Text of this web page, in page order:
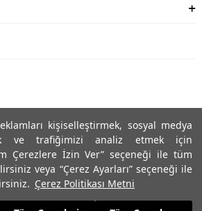
kişiselleştirmek, sosyal medya
ve trafiğimizi analiz etmek için
Çerezlere İzin Ver” seçeneği ile tüm
veya “Çerez Ayarları” seçeneği ile
Çerez Politikası Metni
Hakları Saklıdır, İzinsiz kullanılamaz